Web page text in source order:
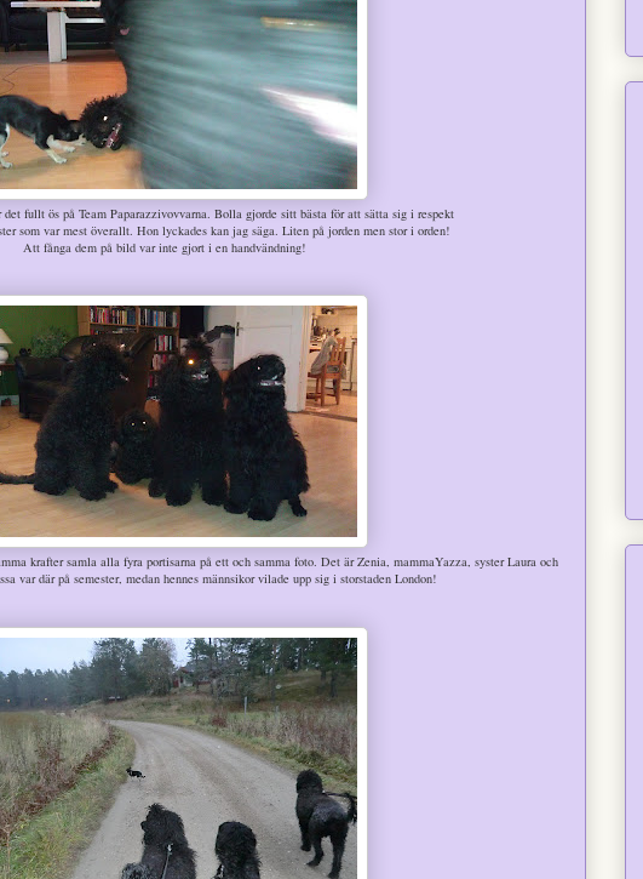
det fullt ös på Team Paparazzivovvarna. Bolla gjorde sitt bästa för att sätta sig i respekt
som var mest överallt. Hon lyckades kan jag säga. Liten på jorden men stor i orden!
Att fånga dem på bild var inte gjort i en handvändning!
krafter samla alla fyra portisarna på ett och samma foto. Det är Zenia, mammaYazza, syster Laura och
var där på semester, medan hennes männsikor vilade upp sig i storstaden London!